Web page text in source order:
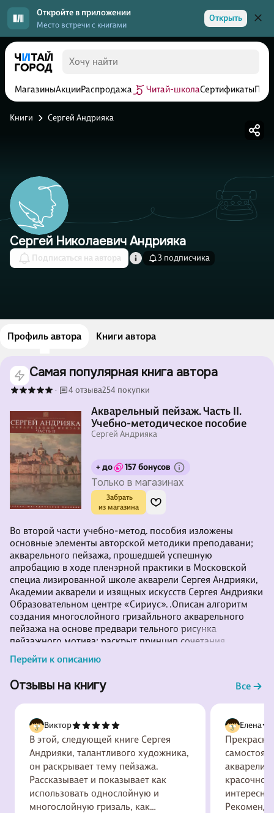
Откройте в приложении
Место встречи с книгами
Открыть
МагазиныАкцииРаспродажа Читай-школаСертификаты
Книги Сергей Андрияка
Сергей Николаевич Андрияка
Подписаться на автора 3 подписчика
Профиль автора Книги автора
Самая популярная книга автора
· 4 отзыва254 покупки
Акварельный пейзаж. Часть II.
Учебно-методическое пособие
Сергей Андрияка
+ до 157 бонусов
Только в магазинах
Забрать
из магазина
Во второй части учебно-метод. пособия изложены
основные элементы авторской методики преподавани;
акварельного пейзажа, прошедшей успешную
апробацию в ходе пленэрной практики в Московской
специа лизированной школе акварели Сергея Андрияки,
Академии акварели и изящных искусств Сергея Андрияки
Образовательном центре «Сириус». .Описан алгоритм
создания многослойного гризайльного акварельного
пейзажа на основе предвари тельного рисунка
пейзажного мотива; раскрыт принцип сочетания
однослойной и многослойной акварели
проиллюстрировано последовательное выполнение
базовых мотивов, приложены образцы палитр для
каждоп этапа акварельной живописи. .В пособии
рассматриваются вопросы обучения композиции пе
Перейти к описанию
Отзывы на книгу Все
Виктор
В этой, следующей книге Сергея
Андрияки, талантливого художника,
он раскрывает тему пейзажа.
Рассказывает и показывает как
использовать однослойную и
многослойную гризаль, как
Елена
акварели.
красочное. Много
интересной